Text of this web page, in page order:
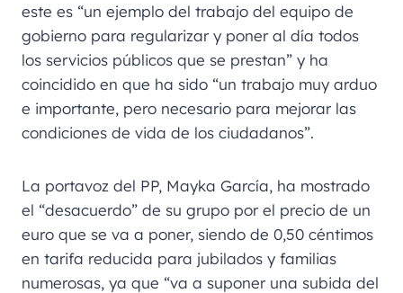
este es “un ejemplo del trabajo del equipo de
gobierno para regularizar y poner al día todos
los servicios públicos que se prestan” y ha
coincidido en que ha sido “un trabajo muy arduo
e importante, pero necesario para mejorar las
condiciones de vida de los ciudadanos”.
La portavoz del PP, Mayka García, ha mostrado
el “desacuerdo” de su grupo por el precio de un
euro que se va a poner, siendo de 0,50 céntimos
en tarifa reducida para jubilados y familias
numerosas, ya que “va a suponer una subida del